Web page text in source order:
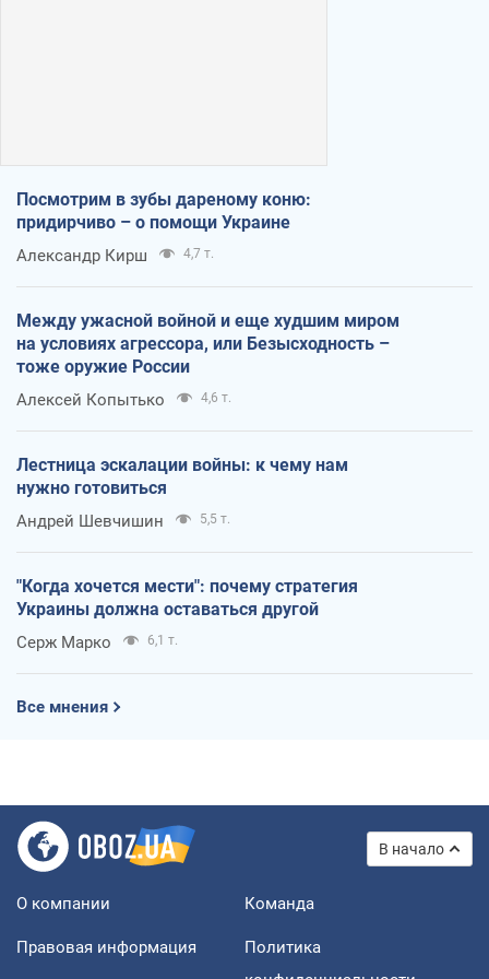
Посмотрим в зубы дареному коню:
придирчиво – о помощи Украине
Александр Кирш 4,7 т.
Между ужасной войной и еще худшим миром
на условиях агрессора, или Безысходность –
тоже оружие России
Алексей Копытько 4,6 т.
Лестница эскалации войны: к чему нам
нужно готовиться
Андрей Шевчишин 5,5 т.
"Когда хочется мести": почему стратегия
Украины должна оставаться другой
Серж Марко 6,1 т.
Все мнения
В начало
О компании Команда
Правовая информация
Политика